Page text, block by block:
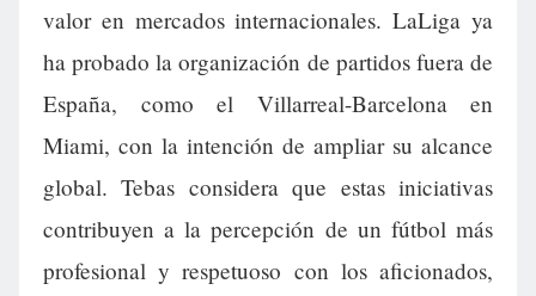
valor en mercados internacionales. LaLiga ya
ha probado la organización de partidos fuera de
España, como el Villarreal-Barcelona en
Miami, con la intención de ampliar su alcance
global. Tebas considera que estas iniciativas
contribuyen a la percepción de un fútbol más
profesional y respetuoso con los aficionados,